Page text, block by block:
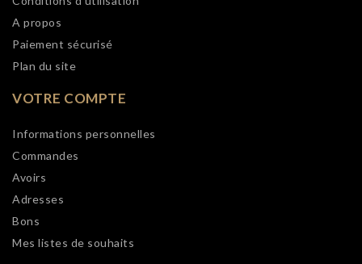
A propos
Paiement sécurisé
Plan du site
VOTRE COMPTE
Informations personnelles
Commandes
Avoirs
Adresses
Bons
Mes listes de souhaits